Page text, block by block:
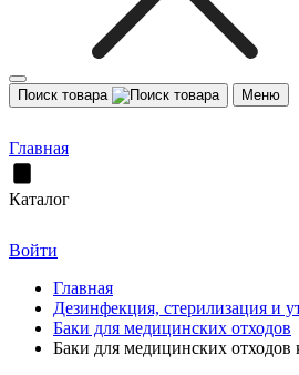
Поиск товара Меню
Главная
Каталог
Войти
Главная
Дезинфекция, стерилизация и
Баки для медицинских отходов
Баки для медицинских отходов